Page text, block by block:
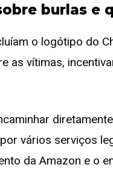
burlas e
o logótipo do
as vítimas,
vários serviços
da Amazon e o